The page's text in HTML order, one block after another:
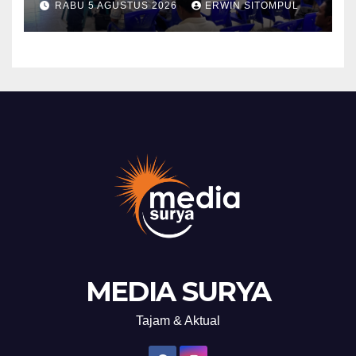
Mitigasi Bencana Tahun 2026
RABU 5 AGUSTUS 2026 ERWIN SITOMPUL
MEDIA SURYA
Tajam & Aktual